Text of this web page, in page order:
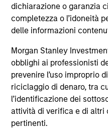
dichiarazione o garanzia
completezza o l’idoneità
delle informazioni
Morgan Stanley
obblighi ai professionisti
prevenire l’uso improprio
riciclaggio di denaro, tra
l’identificazione dei
attività di verifica e di altri
pertinenti.
Perché